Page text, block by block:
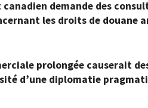
canadien demande des
les droits de douane
prolongée causerait
d’une diplomatie